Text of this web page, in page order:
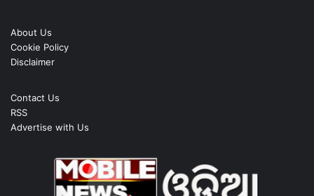
About Us
Cookie Policy
Disclaimer
Contact Us
RSS
Advertise with Us